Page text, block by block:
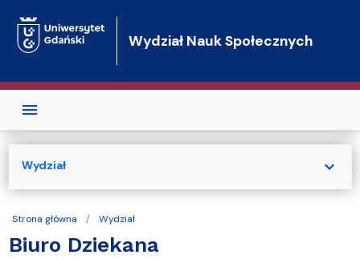
Wydział Nauk Społecznych
Strona główna Wydział
Biuro Dziekana
Wydział expand_more